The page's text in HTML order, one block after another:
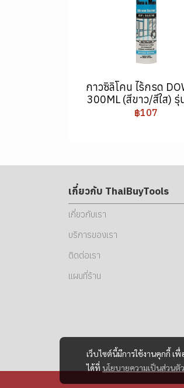
กาวซิลิโคน ไร้กรด
300ML (สีขาว/สีใส) รุ่
฿107
เว็บไซต์นี้มีการใช้งานคุกกี้ เ
ได้ที่ นโยบายความเป็นส่วนตัว
เกี่ยวกับ ThaiBuyTools
เกี่ยวกับเรา
บริการของเรา
ติดต่อเรา
แผนที่ร้าน